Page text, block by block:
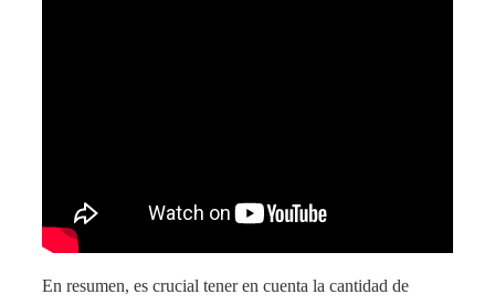
En resumen, es crucial tener en cuenta la cantidad de